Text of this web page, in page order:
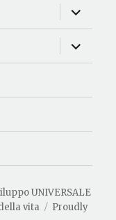
apri
i
menu
child
apri
i
menu
UNIVERSALE
vita
Proudly